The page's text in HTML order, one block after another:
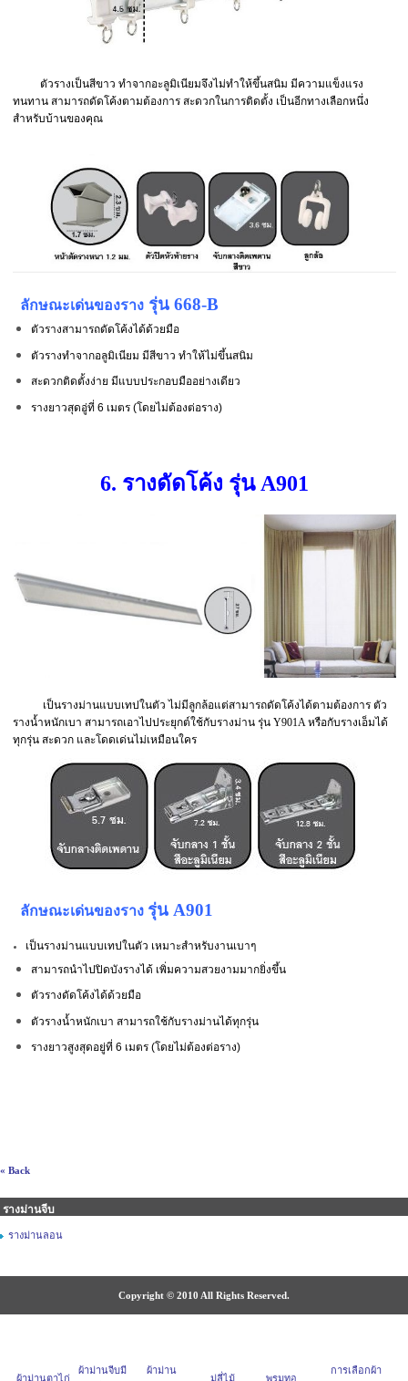
ตัวรางเป็นสีขาว ทำจากอะลูมิเนียมจึงไม่ทำให้ขึ้นสนิม มีความแข็งแรง
ทนทาน สามารถดัดโค้งตามต้องการ สะดวกในการติดตั้ง เป็นอีกทางเลือกหนึ่ง
สำหรับบ้านของคุณ
ลักษณะเด่นของรางรุ่น 668-B
ตัวรางสามารถดัดโค้งได้ด้วยมือ
ตัวรางทำจากอลูมิเนียม มีสีขาว ทำให้ไม่ขึ้นสนิม
สะดวกติดตั้งง่าย มีแบบประกอบมืออย่างเดียว
รางยาวสุดอู่ที่ 6 เมตร (โดยไม่ต้องต่อราง)
6. รางดัดโค้ง รุ่น A901
เป็นรางม่านแบบเทปในตัว ไม่มีลูกล้อแต่สามารถดัดโค้งได้ตามต้องการ ตัว
รางน้ำหนักเบา สามารถเอาไปประยุกต์ใช้กับรางม่าน รุ่น Y901A หรือกับรางเอ็มได้
ทุกรุ่น สะดวก และโดดเด่นไม่เหมือนใคร
ลักษณะเด่นของราง รุ่น A901
เป็นรางม่านแบบเทปในตัว เหมาะสำหรับงานเบาๆ
สามารถนำไปปิดบังรางได้ เพิ่มความสวยงามมากยิ่งขึ้น
ตัวรางดัดโค้งได้ด้วยมือ
ตัวรางน้ำหนักเบา สามารถใช้กับรางม่านได้ทุกรุ่น
รางยาวสูงสุดอยู่ที่ 6 เมตร (โดยไม่ต้องต่อราง)
« Back
รางม่านจีบ
รางม่านลอน
Copyright © 2010 All Rights Reserved.
ผ้าม่านตาไก่
ผ้าม่านจีบมี
ผ้าม่าน
มู่ลี่ไม้ พรมทอ
การเลือกผ้า